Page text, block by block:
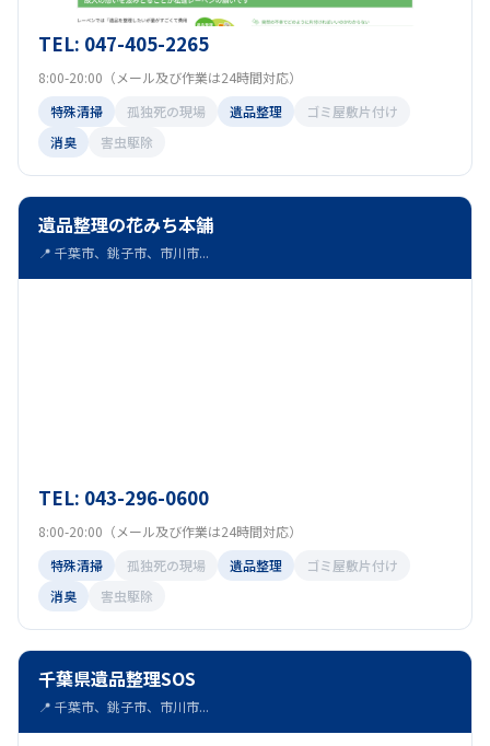
TEL: 047-405-2265
8:00-20:00（メール及び作業は24時間対応）
特殊清掃
孤独死の現場 遺品整理
ゴミ屋敷片付け
消臭
害虫駆除
遺品整理の花みち本舗
📍 千葉市、銚子市、市川市...
TEL: 043-296-0600
8:00-20:00（メール及び作業は24時間対応）
特殊清掃
孤独死の現場 遺品整理
ゴミ屋敷片付け
消臭
害虫駆除
千葉県遺品整理SOS
📍 千葉市、銚子市、市川市...